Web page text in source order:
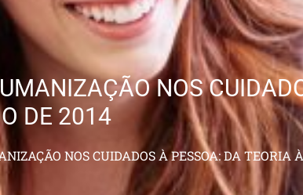
NOS
DE 2014
NOS CUIDADOS À PESSOA: DA TEORIA